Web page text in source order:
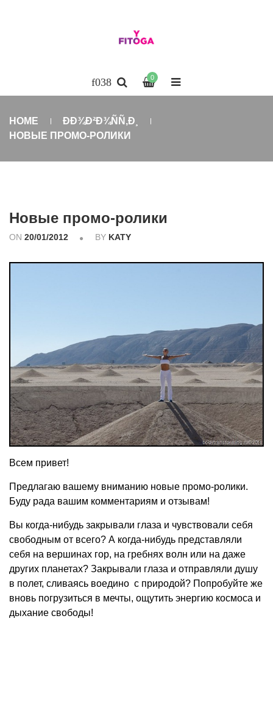
0
HOME
ÐÐ¾Ð²Ð¾ÑÑ‚Ð¸
НОВЫЕ ПРОМО-РОЛИКИ
Новые промо-ролики
ON 20/01/2012 BY KATY
Всем привет!
Предлагаю вашему вниманию новые промо-ролики.
Буду рада вашим комментариям и отзывам!
Вы когда-нибудь закрывали глаза и чувствовали себя
свободным от всего? А когда-нибудь представляли
себя на вершинах гор, на гребнях волн или на даже
других планетах? Закрывали глаза и отправляли душу
в полет, сливаясь воедино с природой? Попробуйте же
вновь погрузиться в мечты, ощутить энергию космоса и
дыхание свободы!